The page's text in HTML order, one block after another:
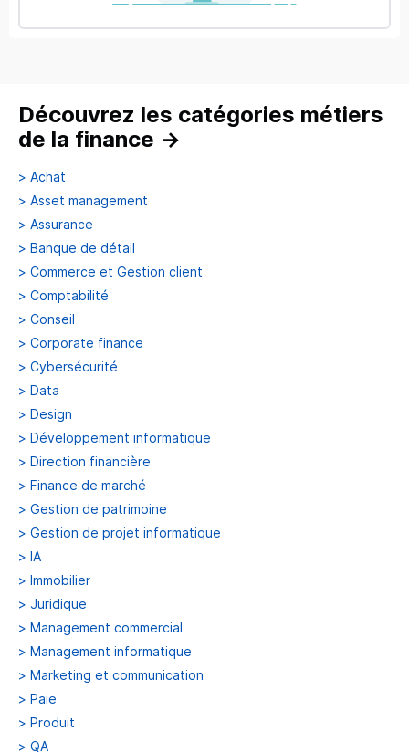
Découvrez les catégories métiers
de la finance →
> Achat
> Asset management
> Assurance
> Banque de détail
> Commerce et Gestion client
> Comptabilité
> Conseil
> Corporate finance
> Cybersécurité
> Data
> Design
> Développement informatique
> Direction financière
> Finance de marché
> Gestion de patrimoine
> Gestion de projet informatique
> IA
> Immobilier
> Juridique
> Management commercial
> Management informatique
> Marketing et communication
> Paie
> Produit
> QA